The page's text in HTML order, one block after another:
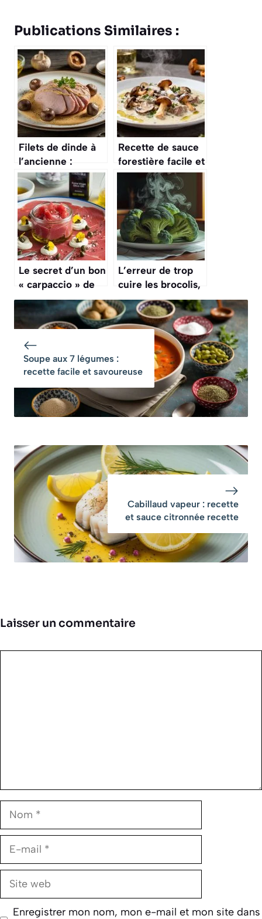
Publications Similaires :
Filets de dinde à
l’ancienne :
recette
savoureuse et
facile
Recette de sauce
forestière facile et
savoureuse
Le secret d’un bon
« carpaccio » de
veau, c’est une
sauce « tonnato »
bien relevée
L’erreur de trop
cuire les brocolis,
ce qui leur fait
perdre toutes
leurs vitamines et
leur croquant
Soupe aux 7 légumes :
recette facile et savoureuse
Cabillaud vapeur : recette
et sauce citronnée recette
Laisser un commentaire
Nom
E-
Site
Enregistrer mon nom, mon e-mail et mon site dans